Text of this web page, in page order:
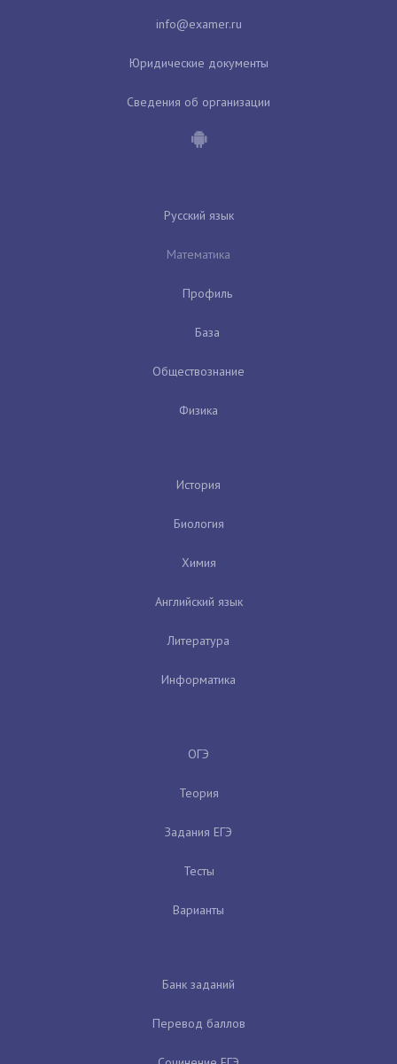
Юридические документы
Сведения об организации
Русский язык
Математика
Профиль
База
Обществознание
Физика
История
Биология
Химия
Английский язык
Литература
Информатика
ОГЭ
Теория
Задания ЕГЭ
Тесты
Варианты
Банк заданий
Перевод баллов